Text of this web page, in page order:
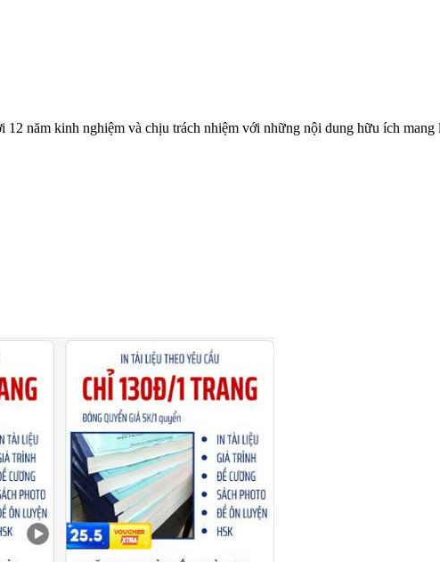
năm kinh nghiệm và chịu trách nhiệm với những nội dung hữu ích mang